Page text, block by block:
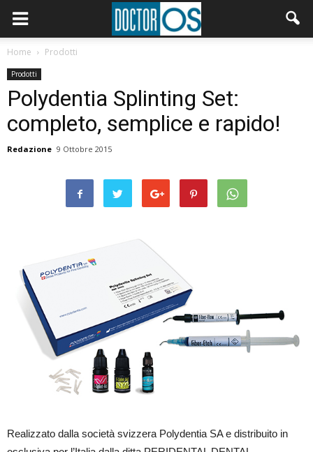
Home Prodotti
Prodotti
Polydentia Splinting Set:
completo, semplice e rapido!
Redazione 9 Ottobre 2015
Realizzato dalla società svizzera Polydentia SA e distribuito in